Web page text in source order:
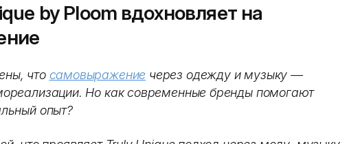
by Ploom вдохновляет на
что самовыражение через одежду и музыку —
Но как современные бренды помогают
опыт?